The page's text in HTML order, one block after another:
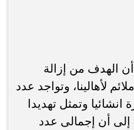
الهدف من إزالة
لأهالينا، وتواجد عدد
وتمثل تهديدا
إلى أن إجمالى عدد